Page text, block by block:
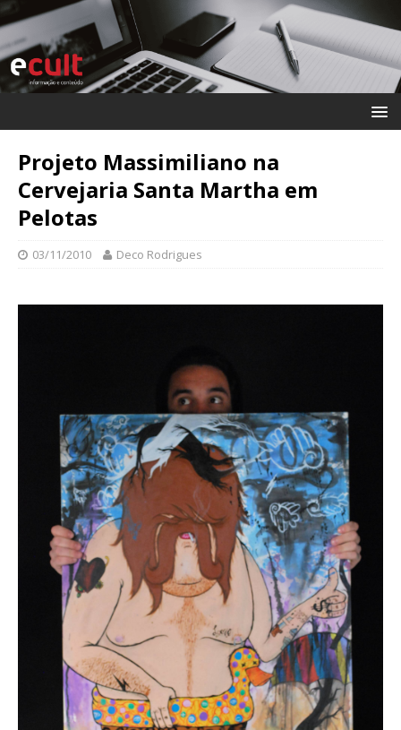
Projeto Massimiliano na
Cervejaria Santa Martha em
Pelotas
03/11/2010 Deco Rodrigues